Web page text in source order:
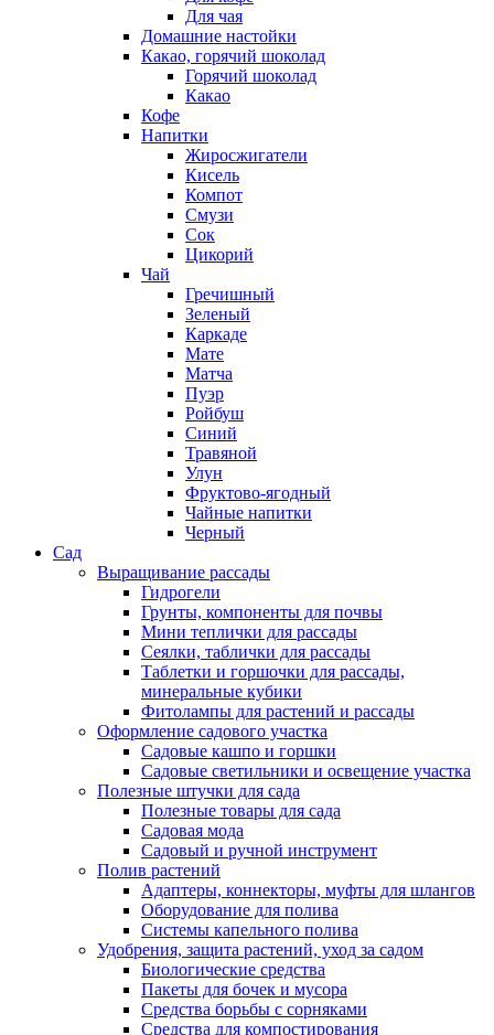
Для чая
Домашние настойки
Какао, горячий шоколад
Горячий шоколад
Какао
Кофе
Напитки
Жиросжигатели
Кисель
Компот
Смузи
Сок
Цикорий
Чай
Гречишный
Зеленый
Каркаде
Мате
Матча
Пуэр
Ройбуш
Синий
Травяной
Улун
Фруктово-ягодный
Чайные напитки
Черный
Сад
Выращивание рассады
Гидрогели
Грунты, компоненты для почвы
Мини теплички для рассады
Сеялки, таблички для рассады
Таблетки и горшочки для рассады,
минеральные кубики
Фитолампы для растений и рассады
Оформление садового участка
Садовые кашпо и горшки
Садовые светильники и освещение участка
Полезные штучки для сада
Полезные товары для сада
Садовая мода
Садовый и ручной инструмент
Полив растений
Адаптеры, коннекторы, муфты для шлангов
Оборудование для полива
Системы капельного полива
Удобрения, защита растений, уход за садом
Биологические средства
Пакеты для бочек и мусора
Средства борьбы с сорняками
Средства для компостирования